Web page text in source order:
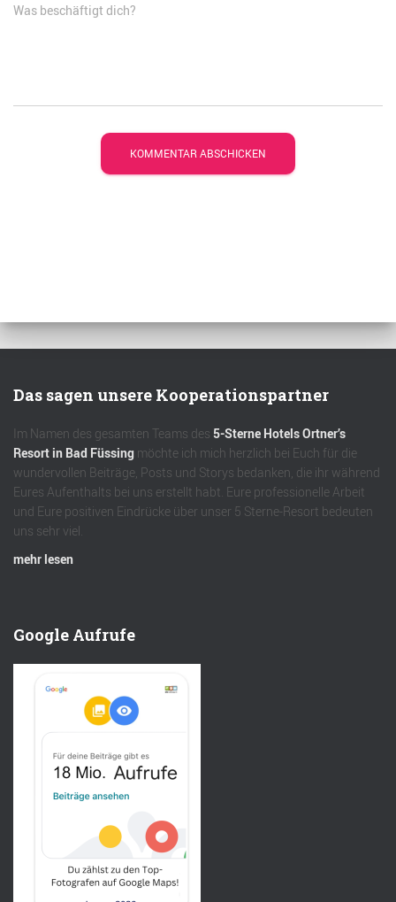
Was beschäftigt dich?
Das sagen unsere Kooperationspartner
Im Namen des gesamten Teams des 5-Sterne Hotels Ortner’s
Resort in Bad Füssing möchte ich mich herzlich bei Euch für die
wundervollen Beiträge, Posts und Storys bedanken, die ihr während
Eures Aufenthalts bei uns erstellt habt. Eure professionelle Arbeit
und Eure positiven Eindrücke über unser 5 Sterne-Resort bedeuten
uns sehr viel.
mehr lesen
Google Aufrufe